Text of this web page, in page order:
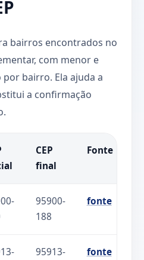
bairros encontrados no
com menor e
por bairro. Ela ajuda a
a confirmação
CEP
final
Fonte
95900-
188
fonte
95913-
fonte